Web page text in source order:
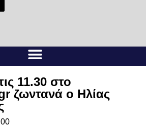
11.30 στο
ζωντανά ο Ηλίας